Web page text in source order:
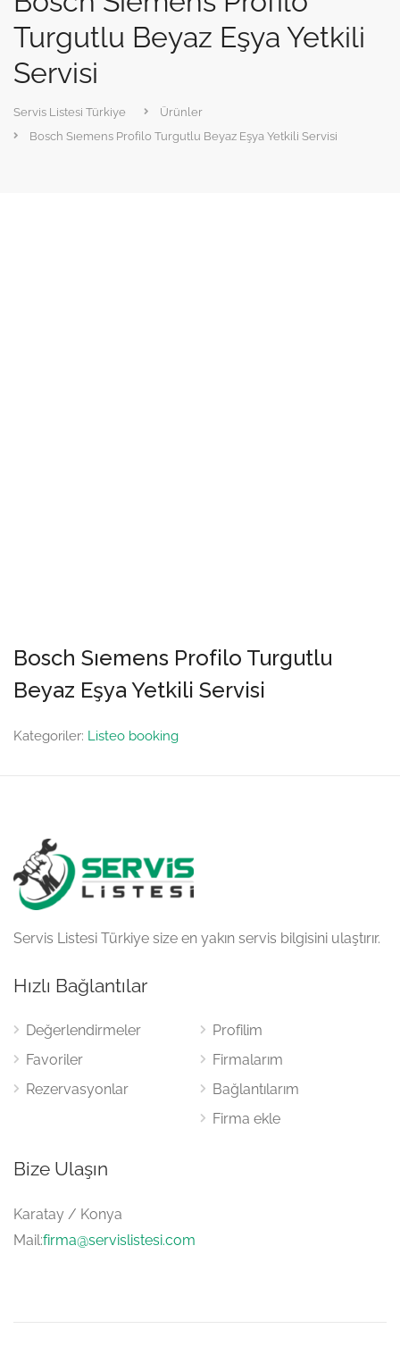
Turgutlu Beyaz Eşya Yetkili
Servisi
Servis Listesi Türkiye
Ürünler
Bosch Sıemens Profilo Turgutlu Beyaz Eşya Yetkili Servisi
Bosch Sıemens Profilo Turgutlu
Beyaz Eşya Yetkili Servisi
Kategoriler: Listeo booking
Servis Listesi Türkiye size en yakın servis bilgisini ulaştırır.
Hızlı Bağlantılar
Değerlendirmeler
Favoriler
Rezervasyonlar
Profilim
Firmalarım
Bağlantılarım
Firma ekle
Bize Ulaşın
Karatay / Konya
Mail:firma@servislistesi.com